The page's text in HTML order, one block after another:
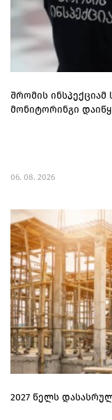
შრომის ინსპექციამ
მონიტორინგი
06. 08. 2026
2027 წელს